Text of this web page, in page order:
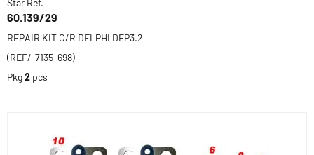
Star Ref.
60.139/29
REPAIR KIT C/R DELPHI DFP3.2
(REF/-7135-698)
Pkg2 pcs